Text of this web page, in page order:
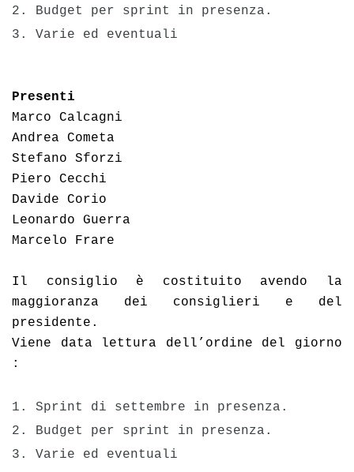
2. Budget per sprint in presenza.
3. Varie ed eventuali
Presenti
Marco Calcagni
Andrea Cometa
Stefano Sforzi
Piero Cecchi
Davide Corio
Leonardo Guerra
Marcelo Frare
Il consiglio è costituito avendo la
maggioranza dei consiglieri e del
presidente.
Viene data lettura dell’ordine del giorno
:
1.
Sprint di settembre in presenza.
2. Budget per sprint in presenza.
3. Varie ed eventuali